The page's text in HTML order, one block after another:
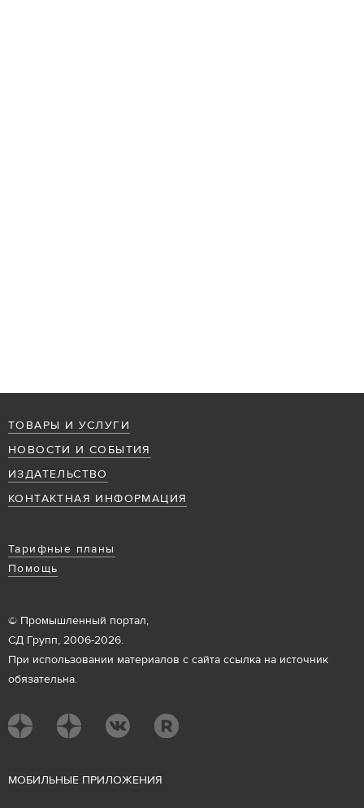
ТОВАРЫ И УСЛУГИ
НОВОСТИ И СОБЫТИЯ
ИЗДАТЕЛЬСТВО
КОНТАКТНАЯ ИНФОРМАЦИЯ
Тарифные планы
Помощь
© Промышленный портал,
СД Групп, 2006-2026.
При использовании материалов с сайта ссылка на источник
обязательна.
МОБИЛЬНЫЕ ПРИЛОЖЕНИЯ